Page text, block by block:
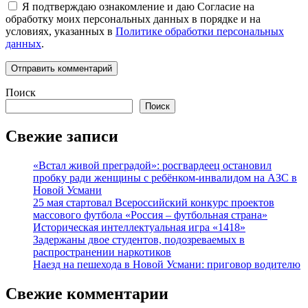
Я подтверждаю ознакомление и даю Согласие на
обработку моих персональных данных в порядке и на
условиях, указанных в Политике обработки персональных
данных.
Поиск
Поиск
Свежие записи
«Встал живой преградой»: росгвардеец остановил
пробку ради женщины с ребёнком-инвалидом на АЗС в
Новой Усмани
25 мая стартовал Всероссийский конкурс проектов
массового футбола «Россия – футбольная страна»
Историческая интеллектуальная игра «1418»
Задержаны двое студентов, подозреваемых в
распространении наркотиков
Наезд на пешехода в Новой Усмани: приговор водителю
Свежие комментарии